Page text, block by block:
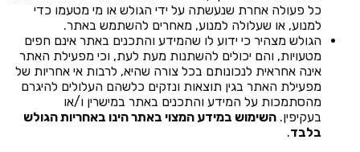
כל פעולה אחרת שנעשתה על ידי הגולש או מי מטעמו כדי
למנוע, או שעלולה למנוע, מאחרים להשתמש באתר.
הגולש מצהיר כי ידוע לו שהמידע והתכנים באתר אינם חפים
מטעויות, והם יכולים להשתנות מעת לעת, וכי מפעילת האתר
אינה אחראית לנכונותם בכל צורה שהיא, לרבות אי אחריות של
מפעילת האתר בגין תוצאות ונזקים כלשהם העלולים להיגרם
מהסתמכות על המידע והתכנים באתר במישרין ו/או
בעקיפין. השימוש במידע המצוי באתר הינו באחריות הגולש
בלבד.